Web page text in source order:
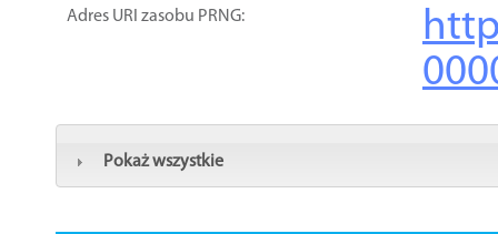
Adres URI zasobu PRNG:
Pokaż wszystkie